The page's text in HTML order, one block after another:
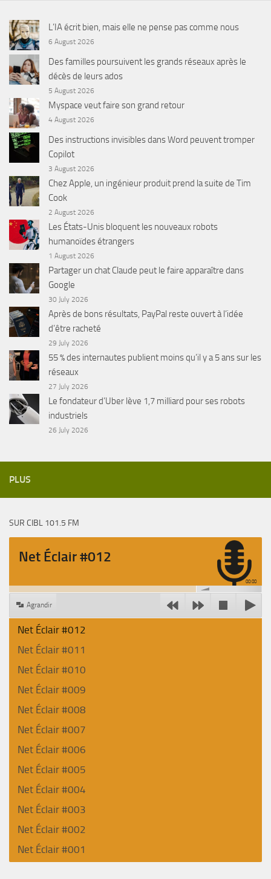
L’IA écrit bien, mais elle ne pense pas comme nous
6 August 2026
Des familles poursuivent les grands réseaux après le
décès de leurs ados
5 August 2026
Myspace veut faire son grand retour
4 August 2026
Des instructions invisibles dans Word peuvent tromper
Copilot
3 August 2026
Chez Apple, un ingénieur produit prend la suite de Tim
Cook
2 August 2026
Les États-Unis bloquent les nouveaux robots
humanoïdes étrangers
1 August 2026
Partager un chat Claude peut le faire apparaître dans
Google
30 July 2026
Après de bons résultats, PayPal reste ouvert à l’idée
d’être racheté
29 July 2026
55 % des internautes publient moins qu’il y a 5 ans sur les
réseaux
27 July 2026
Le fondateur d’Uber lève 1,7 milliard pour ses robots
industriels
26 July 2026
PLUS
SUR CIBL 101.5 FM
Net Éclair #012
00:00
Agrandir
Net Éclair #012
Net Éclair #011
Net Éclair #010
Net Éclair #009
Net Éclair #008
Net Éclair #007
Net Éclair #006
Net Éclair #005
Net Éclair #004
Net Éclair #003
Net Éclair #002
Net Éclair #001